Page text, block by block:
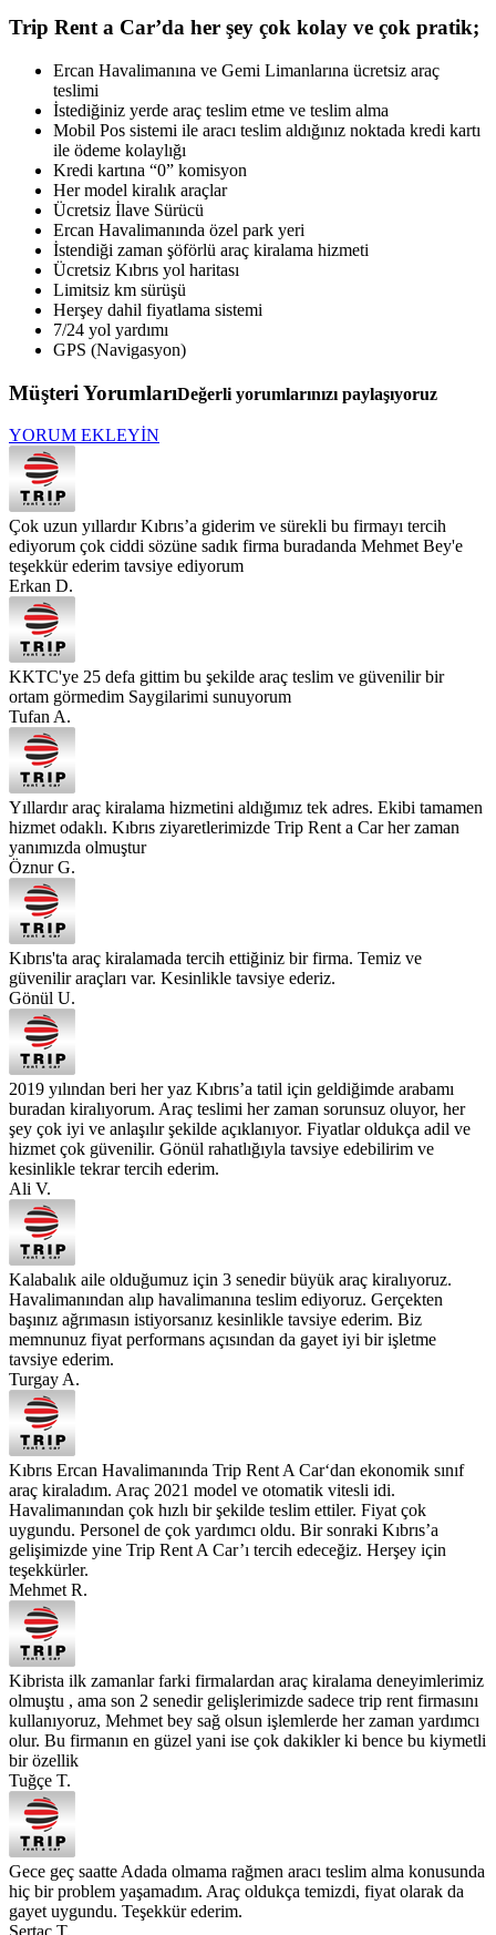
Trip Rent a Car’da her şey çok kolay ve çok pratik;
Ercan Havalimanına ve Gemi Limanlarına ücretsiz araç
teslimi
İstediğiniz yerde araç teslim etme ve teslim alma
Mobil Pos sistemi ile aracı teslim aldığınız noktada kredi kartı
ile ödeme kolaylığı
Kredi kartına “0” komisyon
Her model kiralık araçlar
Ücretsiz İlave Sürücü
Ercan Havalimanında özel park yeri
İstendiği zaman şöförlü araç kiralama hizmeti
Ücretsiz Kıbrıs yol haritası
Limitsiz km sürüşü
Herşey dahil fiyatlama sistemi
7/24 yol yardımı
GPS (Navigasyon)
Müşteri YorumlarıDeğerli yorumlarınızı paylaşıyoruz
YORUM EKLEYİN
Çok uzun yıllardır Kıbrıs’a giderim ve sürekli bu firmayı tercih
ediyorum çok ciddi sözüne sadık firma buradanda Mehmet Bey'e
teşekkür ederim tavsiye ediyorum
Erkan D.
KKTC'ye 25 defa gittim bu şekilde araç teslim ve güvenilir bir
ortam görmedim Saygilarimi sunuyorum
Tufan A.
Yıllardır araç kiralama hizmetini aldığımız tek adres. Ekibi tamamen
hizmet odaklı. Kıbrıs ziyaretlerimizde Trip Rent a Car her zaman
yanımızda olmuştur
Öznur G.
Kıbrıs'ta araç kiralamada tercih ettiğiniz bir firma. Temiz ve
güvenilir araçları var. Kesinlikle tavsiye ederiz.
Gönül U.
2019 yılından beri her yaz Kıbrıs’a tatil için geldiğimde arabamı
buradan kiralıyorum. Araç teslimi her zaman sorunsuz oluyor, her
şey çok iyi ve anlaşılır şekilde açıklanıyor. Fiyatlar oldukça adil ve
hizmet çok güvenilir. Gönül rahatlığıyla tavsiye edebilirim ve
kesinlikle tekrar tercih ederim.
Ali V.
Kalabalık aile olduğumuz için 3 senedir büyük araç kiralıyoruz.
Havalimanından alıp havalimanına teslim ediyoruz. Gerçekten
başınız ağrımasın istiyorsanız kesinlikle tavsiye ederim. Biz
memnunuz fiyat performans açısından da gayet iyi bir işletme
tavsiye ederim.
Turgay A.
Kıbrıs Ercan Havalimanında Trip Rent A Car‘dan ekonomik sınıf
araç kiraladım. Araç 2021 model ve otomatik vitesli idi.
Havalimanından çok hızlı bir şekilde teslim ettiler. Fiyat çok
uygundu. Personel de çok yardımcı oldu. Bir sonraki Kıbrıs’a
gelişimizde yine Trip Rent A Car’ı tercih edeceğiz. Herşey için
teşekkürler.
Mehmet R.
Kibrista ilk zamanlar farki firmalardan araç kiralama deneyimlerimiz
olmuştu , ama son 2 senedir gelişlerimizde sadece trip rent firmasını
kullanıyoruz, Mehmet bey sağ olsun işlemlerde her zaman yardımcı
olur. Bu firmanın en güzel yani ise çok dakikler ki bence bu kiymetli
bir özellik
Tuğçe T.
Gece geç saatte Adada olmama rağmen aracı teslim alma konusunda
hiç bir problem yaşamadım. Araç oldukça temizdi, fiyat olarak da
gayet uygundu. Teşekkür ederim.